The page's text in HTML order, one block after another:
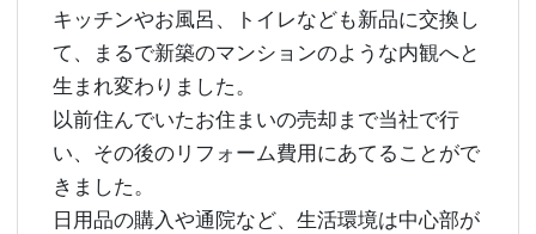
キッチンやお風呂、トイレなども新品に交換し
て、まるで新築のマンションのような内観へと
生まれ変わりました。
以前住んでいたお住まいの売却まで当社で行
い、その後のリフォーム費用にあてることがで
きました。
日用品の購入や通院など、生活環境は中心部が